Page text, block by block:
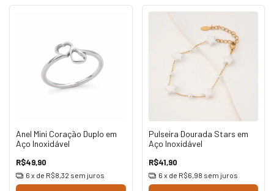
Anel Mini Coração Duplo em
Aço Inoxidável
R$49,90
6 x de R$8,32 sem juros
Pulseira Dourada Stars em
Aço Inoxidável
R$41,90
6 x de R$6,98 sem juros